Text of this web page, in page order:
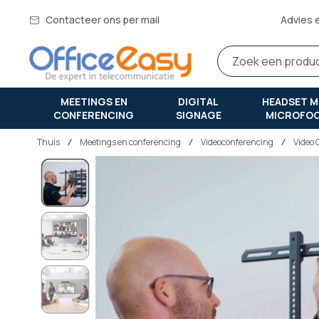
Contacteer ons per mail Advies
MEETINGS EN
CONFERENCING
DIGITAL
SIGNAGE
HEADSET
Thuis meetings en conferencing Videoconferencing Video
Ga
naar
het
einde
van
de
afbeeldingen-
gallerij